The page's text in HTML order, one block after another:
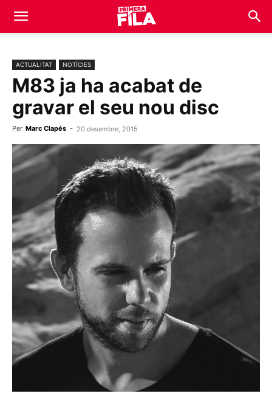
ACTUALITAT NOTÍCIES
M83 ja ha acabat de
gravar el seu nou disc
Per Marc Clapés - 20 desembre, 2015